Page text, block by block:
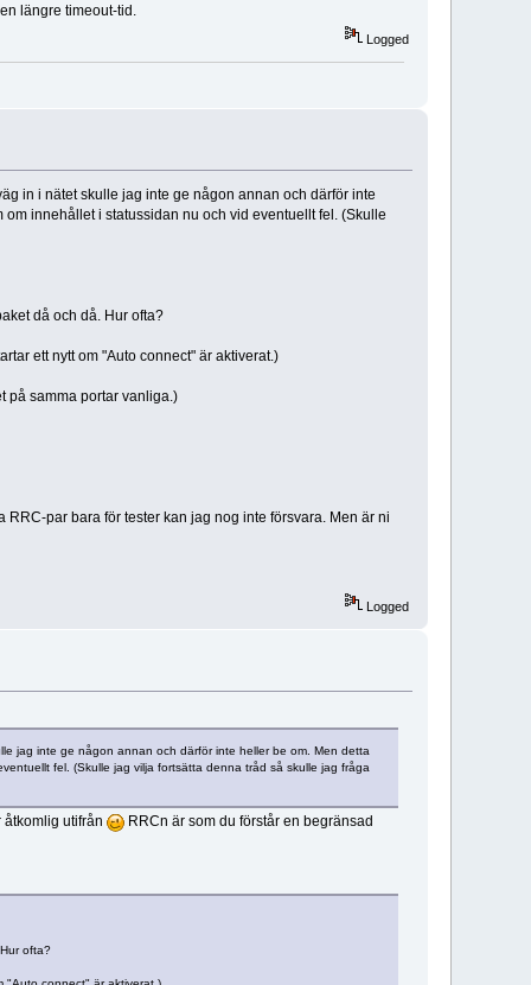
längre timeout-tid.
Logged
in i nätet skulle jag inte ge någon annan och därför inte
innehållet i statussidan nu och vid eventuellt fel. (Skulle
då och då. Hur ofta?
ett nytt om "Auto connect" är aktiverat.)
på samma portar vanliga.)
par bara för tester kan jag nog inte försvara. Men är ni
Logged
jag inte ge någon annan och därför inte heller be om. Men detta
fel. (Skulle jag vilja fortsätta denna tråd så skulle jag fråga
utifrån
RRCn är som du förstår en begränsad
ofta?